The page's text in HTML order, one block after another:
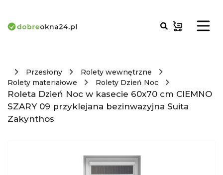
Przesłony
Rolety wewnętrzne
Rolety materiałowe
Rolety Dzień Noc
Roleta Dzień Noc w kasecie 60x70 cm CIEMNO
SZARY 09 przyklejana bezinwazyjna Suita
Zakynthos